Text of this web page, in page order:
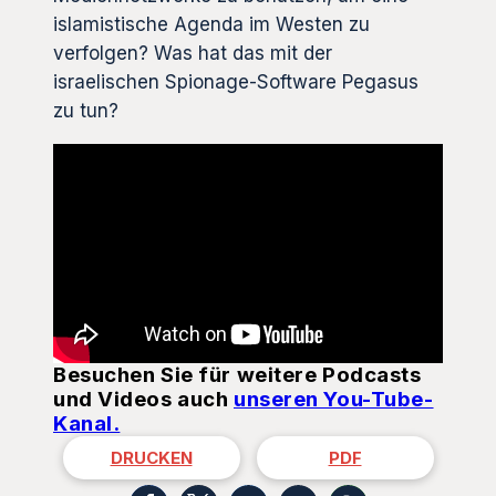
islamistische Agenda im Westen zu
verfolgen? Was hat das mit der
israelischen Spionage-Software Pegasus
zu tun?
Besuchen Sie für weitere Podcasts
und Videos auch unseren You-Tube-
Kanal.
DRUCKEN PDF